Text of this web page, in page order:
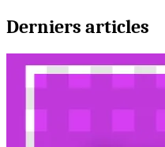
Derniers articles